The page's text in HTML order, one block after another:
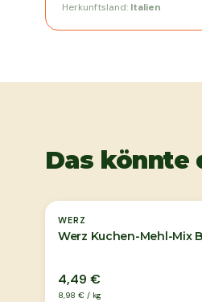
Herkunftsland: Italien
Das könnte
WERZ
Werz Kuchen-Mehl-Mix
4,49 €
8,98 € / kg